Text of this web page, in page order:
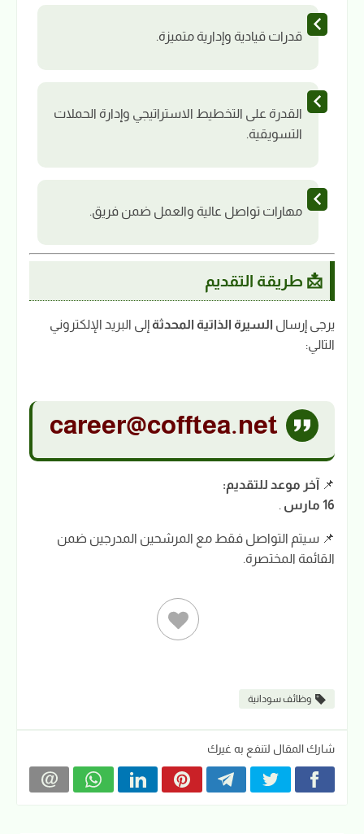
قدرات قيادية وإدارية متميزة.
القدرة على التخطيط الاستراتيجي وإدارة الحملات
التسويقية.
مهارات تواصل عالية والعمل ضمن فريق.
📩 طريقة التقديم
يرجى إرسال السيرة الذاتية المحدثة إلى البريد الإلكتروني
التالي:
career@cofftea.net
📌 آخر موعد للتقديم:
16 مارس
.
📌 سيتم التواصل فقط مع المرشحين المدرجين ضمن
القائمة المختصرة.
وظائف سودانية
شارك المقال لتنفع به غيرك